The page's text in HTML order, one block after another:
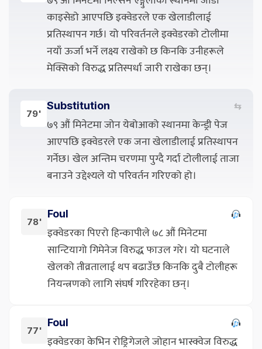
काइसेडो आएपछि इक्वेडरले एक खेलाडीलाई
प्रतिस्थापन गर्छ। यो परिवर्तनले इक्वेडरको टोलीमा
नयाँ ऊर्जा भर्ने लक्ष्य राखेको छ किनकि उनीहरूले
मेक्सिको विरुद्ध प्रतिस्पर्धा जारी राखेका छन्।
79'
Substitution ⇆
७९ औं मिनेटमा जोन येबोआको स्थानमा केन्ड्री पेज
आएपछि इक्वेडरले एक जना खेलाडीलाई प्रतिस्थापन
गर्नेछ। खेल अन्तिम चरणमा पुग्दै गर्दा टोलीलाई ताजा
बनाउने उद्देश्यले यो परिवर्तन गरिएको हो।
78'
Foul
इक्वेडरका पिएरो हिन्कापीले ७८ औं मिनेटमा
सान्टियागो गिमेनेज विरुद्ध फाउल गरे। यो घटनाले
खेलको तीव्रतालाई थप बढाउँछ किनकि दुबै टोलीहरू
नियन्त्रणको लागि संघर्ष गरिरहेका छन्।
77'
Foul
इक्वेडरका केभिन रोड्रिगेजले जोहान भास्क्वेज विरुद्ध